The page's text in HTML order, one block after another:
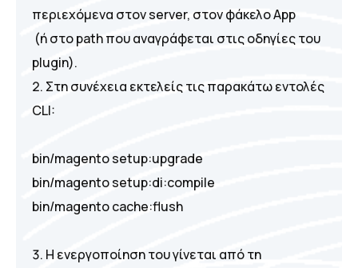
περιεχόμενα στον server, στον φάκελο App
(ή στο path που αναγράφεται στις οδηγίες του
plugin).
Στη συνέχεια εκτελείς τις παρακάτω εντολές
CLI:
bin/magento setup:upgrade
bin/magento setup:di:compile
bin/magento cache:flush
Η ενεργοποίηση του γίνεται από τη